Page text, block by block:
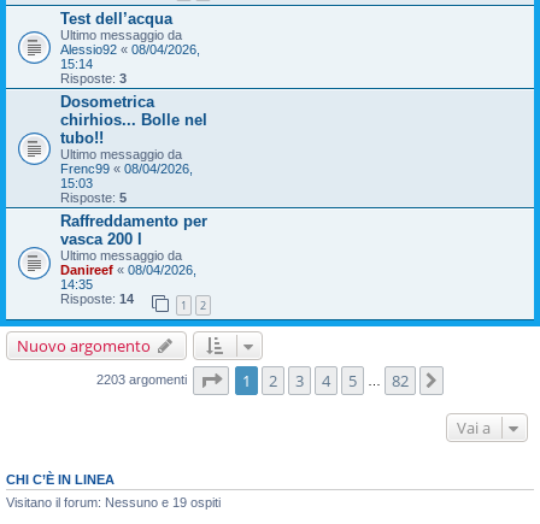
Test dell’acqua
Ultimo messaggio da
Alessio92 « 08/04/2026,
15:14
Risposte: 3
Dosometrica
chirhios... Bolle nel
tubo!!
Ultimo messaggio da
Frenc99 « 08/04/2026,
15:03
Risposte: 5
Raffreddamento per
vasca 200 l
Ultimo messaggio da
Danireef « 08/04/2026,
14:35
Risposte: 14 1 2
Nuovo argomento
2203 argomenti Pagina1 di
1 2 3 4 5 … 82
Vai a
CHI C’È IN LINEA
Visitano il forum: Nessuno e 19 ospiti